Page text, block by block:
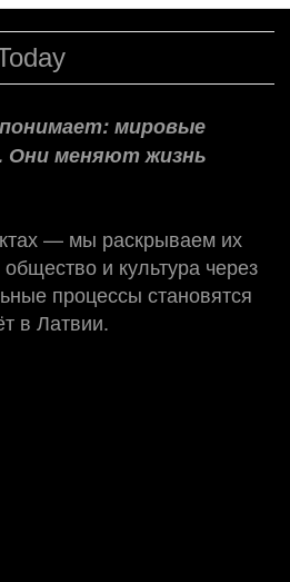
мировые
Они меняют жизнь
— мы раскрываем их
и культура через
процессы становятся
в Латвии.